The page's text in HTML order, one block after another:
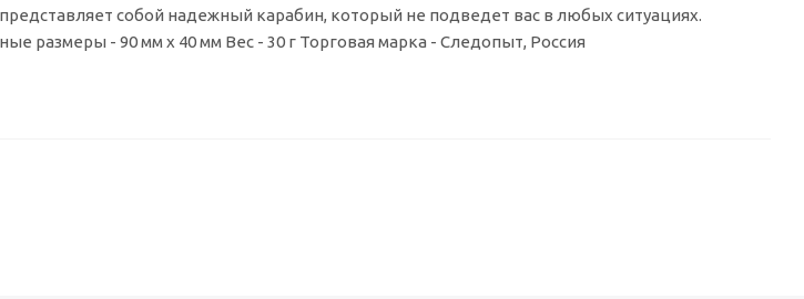
собой надежный карабин, который не подведет вас в любых ситуациях.
размеры - 90 мм х 40 мм Вес - 30 г Торговая марка - Следопыт, Россия